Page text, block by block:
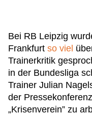
Bei RB Leipzig
Frankfurt so viel
Trainerkritik
in der Bundesliga
Trainer Julian
der
„Krisenverein” zu